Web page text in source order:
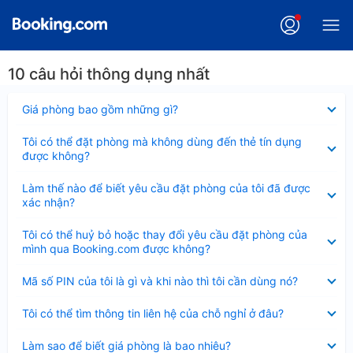
10 câu hỏi thông dụng nhất
Giá phòng bao gồm những gì?
thu
Tôi có thể đặt phòng mà không dùng đến thẻ tín dụng
được không?
thu
gọn
Làm thế nào để biết yêu cầu đặt phòng của tôi đã được
xác nhận?
thu
gọn
Tôi có thể huỷ bỏ hoặc thay đổi yêu cầu đặt phòng của
mình qua Booking.com được không?
thu
gọn
Mã số PIN của tôi là gì và khi nào thì tôi cần dùng nó?
thu
Tôi có thể tìm thông tin liên hệ của chỗ nghỉ ở đâu?
thu
Làm sao để biết giá phòng là bao nhiêu?
thu